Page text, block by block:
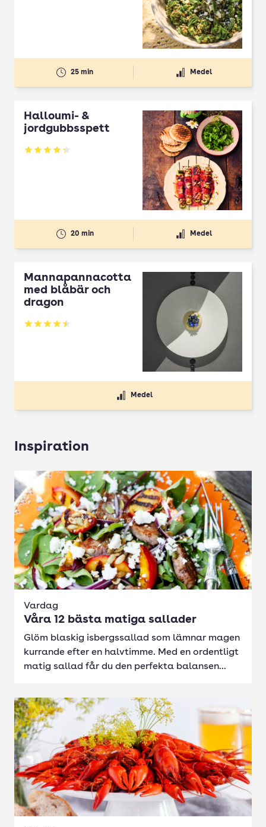
25 min Medel
Halloumi- &
jordgubbsspett
Betyg: 4.3 av 5
20 min Medel
Mannapannacotta
med blåbär och
dragon
Betyg: 4.5 av 5
Medel
Inspiration
Vardag
Våra 12 bästa matiga sallader
Glöm blaskig isbergssallad som lämnar magen
kurrande efter en halvtimme. Med en ordentligt
matig sallad får du den perfekta balansen...